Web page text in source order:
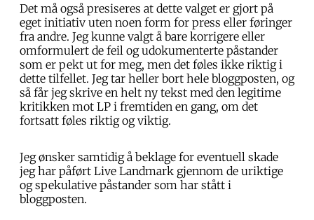
Det må også presiseres at dette valget er gjort på
eget initiativ uten noen form for press eller føringer
fra andre. Jeg kunne valgt å bare korrigere eller
omformulert de feil og udokumenterte påstander
som er pekt ut for meg, men det føles ikke riktig i
dette tilfellet. Jeg tar heller bort hele bloggposten, og
så får jeg skrive en helt ny tekst med den legitime
kritikken mot LP i fremtiden en gang, om det
fortsatt føles riktig og viktig.
Jeg ønsker samtidig å beklage for eventuell skade
jeg har påført Live Landmark gjennom de uriktige
og spekulative påstander som har stått i
bloggposten.